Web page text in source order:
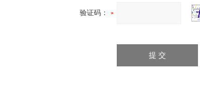
验证码：